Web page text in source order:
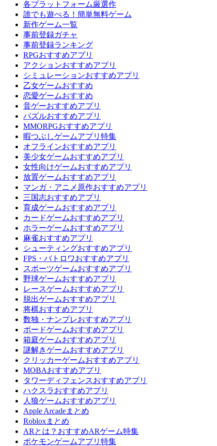
各プラットフォーム厳選作
誰でも遊べる！簡単無料ゲーム
新作ゲーム一覧
事前登録ガチャ
事前登録ランキング
RPGおすすめアプリ
アクションおすすめアプリ
シミュレーションおすすめアプリ
乙女ゲームおすすめ
恋愛ゲームおすすめ
音ゲーおすすめアプリ
パズルおすすめアプリ
MMORPGおすすめアプリ
暇つぶしゲームアプリ特集
オフラインおすすめアプリ
美少女ゲームおすすめアプリ
女性向けゲームおすすめアプリ
放置ゲームおすすめアプリ
マンガ・アニメ原作おすすめアプリ
三国志おすすめアプリ
育成ゲームおすすめアプリ
カードゲームおすすめアプリ
ホラーゲームおすすめアプリ
麻雀おすすめアプリ
シューティングおすすめアプリ
FPS・バトロワおすすめアプリ
スポーツゲームおすすめアプリ
野球ゲームおすすめアプリ
レースゲームおすすめアプリ
脱出ゲームおすすめアプリ
将棋おすすめアプリ
数独・ナンプレおすすめアプリ
ボードゲームおすすめアプリ
箱庭ゲームおすすめアプリ
謎解きゲームおすすめアプリ
クリッカーゲームおすすめアプリ
MOBAおすすめアプリ
タワーディフェンスおすすめアプリ
ハクスラおすすめアプリ
人狼ゲームおすすめアプリ
Apple Arcadeまとめ
Robloxまとめ
ARとは？おすすめARゲーム特集
ポケモンゲームアプリ特集